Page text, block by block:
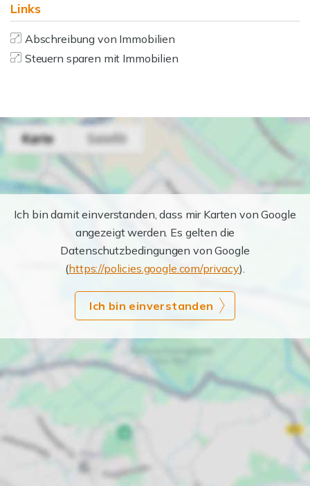
Links
Abschreibung von Immobilien
Steuern sparen mit Immobilien
Ich bin damit einverstanden, dass mir Karten von Google
angezeigt werden. Es gelten die
Datenschutzbedingungen von Google
(https://policies.google.com/privacy).
Ich bin einverstanden